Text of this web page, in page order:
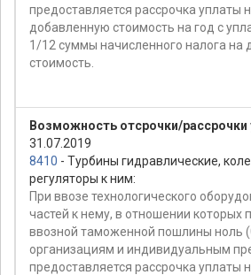
предоставляется рассрочка уплаты
добавленную стоимость на год с
1/12 суммы начисленного налога на
стоимость.
Возможность отсрочки/
31.07.2019
8410 - Турбины гидравлические,
регуляторы к ним:
При ввозе технологического
частей к нему, в отношении которых
ввозной таможенной пошлины ноль
организациям и индивидуальным
предоставляется рассрочка уплаты